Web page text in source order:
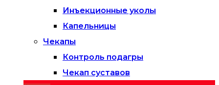
Инъекционные уколы
Капельницы
Чекапы
Контроль подагры
Чекап суставов